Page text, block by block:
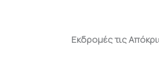
Εκδρομές τις